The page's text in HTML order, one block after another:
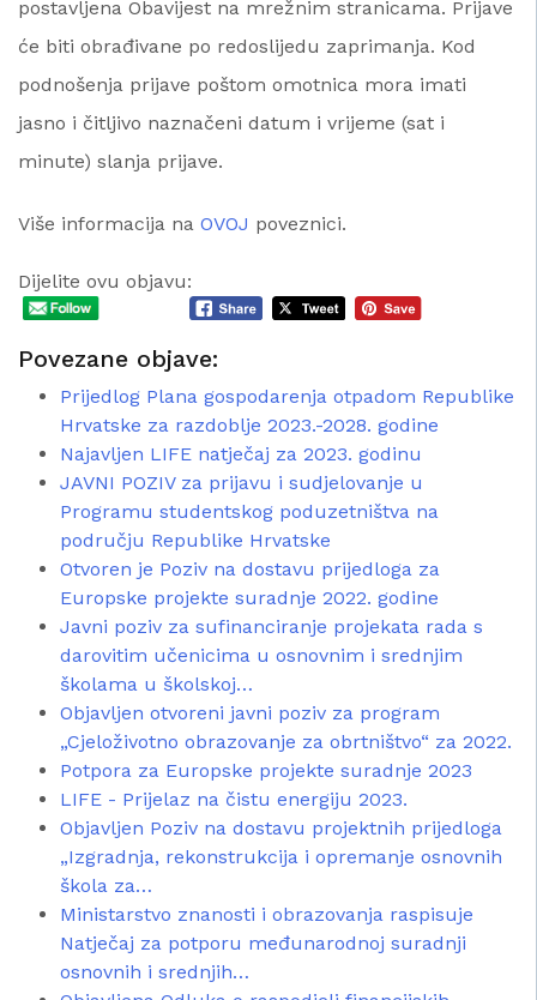
postavljena Obavijest na mrežnim stranicama. Prijave
će biti obrađivane po redoslijedu zaprimanja. Kod
podnošenja prijave poštom omotnica mora imati
jasno i čitljivo naznačeni datum i vrijeme (sat i
minute) slanja prijave.
Više informacija na OVOJ poveznici.
Dijelite ovu objavu:
Povezane objave:
Prijedlog Plana gospodarenja otpadom Republike
Hrvatske za razdoblje 2023.-2028. godine
Najavljen LIFE natječaj za 2023. godinu
JAVNI POZIV za prijavu i sudjelovanje u
Programu studentskog poduzetništva na
području Republike Hrvatske
Otvoren je Poziv na dostavu prijedloga za
Europske projekte suradnje 2022. godine
Javni poziv za sufinanciranje projekata rada s
darovitim učenicima u osnovnim i srednjim
školama u školskoj…
Objavljen otvoreni javni poziv za program
„Cjeloživotno obrazovanje za obrtništvo“ za 2022.
Potpora za Europske projekte suradnje 2023
LIFE - Prijelaz na čistu energiju 2023.
Objavljen Poziv na dostavu projektnih prijedloga
„Izgradnja, rekonstrukcija i opremanje osnovnih
škola za…
Ministarstvo znanosti i obrazovanja raspisuje
Natječaj za potporu međunarodnoj suradnji
osnovnih i srednjih…